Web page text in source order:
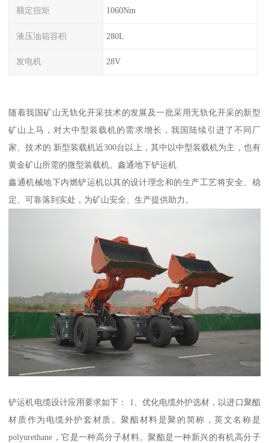
额定扭矩 1060Nm
液压油箱容积 280L
发电机 28V
随着我国矿山无轨化开采技术的发展及一批采用无轨化开采的新型
矿山上马，对大中型装载机的需求增长，我国陆续引进了不同厂
家、技术的 新型装载机近300台以上，其中以中型装载机为主，也有
黄金矿山所需的微型装载机。鑫通地下铲运机
鑫通机械地下内燃铲运机以其的设计理念和的生产工艺将安全、稳
定、可靠落到实处，为矿山安全、生产提供助力。
铲运机电缆设计应用要求如下： 1、优化电缆外护选材，以进口聚酯
材质作为电缆外护套材质。聚酯材料是聚的简称，英文名称是
polyurethane，它是一种高分子材料。聚酯是一种新兴的有机高分子